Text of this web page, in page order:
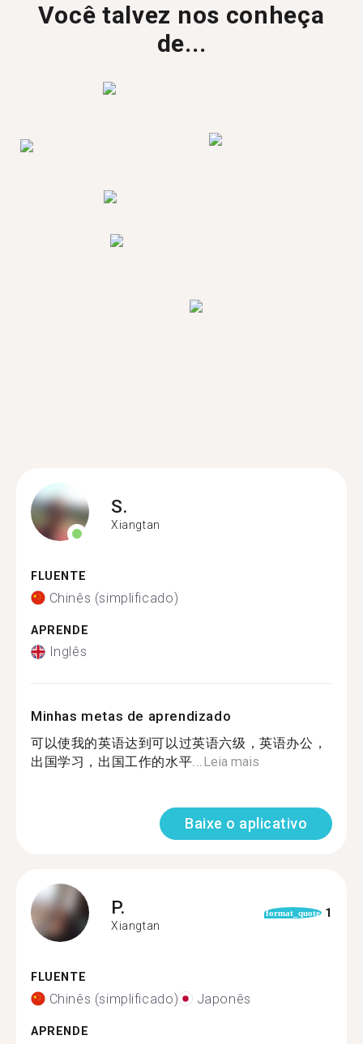
Você talvez nos conheça
de...
S.
Xiangtan
FLUENTE
Chinês (simplificado)
APRENDE
Inglês
Minhas metas de aprendizado
可以使我的英语达到可以过英语六级，英语办公，
出国学习，出国工作的水平...Leia mais
Baixe o aplicativo
P.
Xiangtan
format_quote 1
FLUENTE
Chinês (simplificado) Japonês
APRENDE